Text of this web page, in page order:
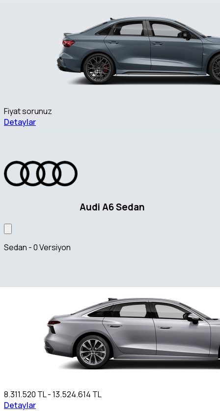
Fiyat sorunuz
Detaylar
Audi A6 Sedan
Sedan - 0 Versiyon
8.311.520 TL - 13.524.614 TL
Detaylar